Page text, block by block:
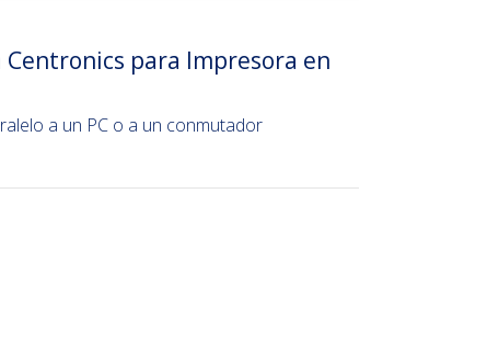
Centronics para Impresora en
a un PC o a un conmutador